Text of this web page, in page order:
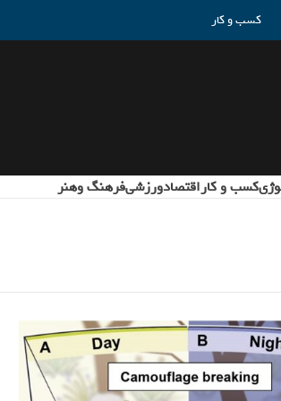
کسب و کار
کسب و کاراقتصادورزشیفرهنگ وهنر